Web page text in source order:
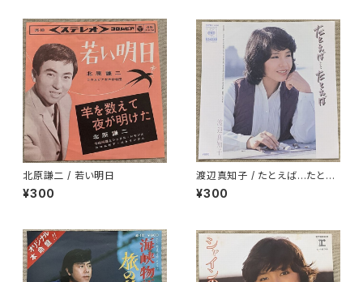
北原謙二 / 若い明日
¥300
渡辺真知子 / たとえば…たとえ
ば
¥300